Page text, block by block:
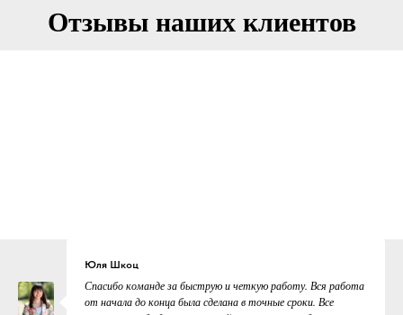
Отзывы наших клиентов
Юля Шкоц
Спасибо команде за быструю и четкую работу. Вся работа
от начала до конца была сделана в точные сроки. Все